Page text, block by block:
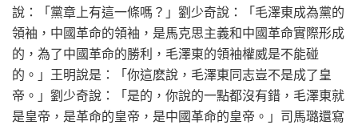
說：「黨章上有這一條嗎？」劉少奇說：「毛澤東成為黨的
領袖，中國革命的領袖，是馬克思主義和中國革命實際形成
的，為了中國革命的勝利，毛澤東的領袖權威是不能碰
的。」王明說是：「你這麽說，毛澤東同志豈不是成了皇
帝。」劉少奇說：「是的，你說的一點都沒有錯，毛澤東就
是皇帝，是革命的皇帝，是中國革命的皇帝。」司馬璐還寫